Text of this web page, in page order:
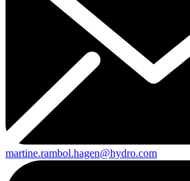
martine.rambol.hagen@hydro.com